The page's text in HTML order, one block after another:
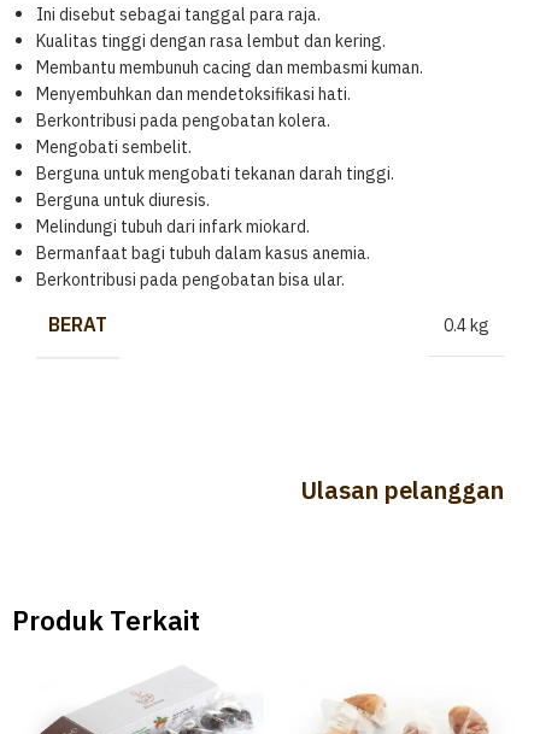
Ini disebut sebagai tanggal para raja.
Kualitas tinggi dengan rasa lembut dan kering.
Membantu membunuh cacing dan membasmi kuman.
Menyembuhkan dan mendetoksifikasi hati.
Berkontribusi pada pengobatan kolera.
Mengobati sembelit.
Berguna untuk mengobati tekanan darah tinggi.
Berguna untuk diuresis.
Melindungi tubuh dari infark miokard.
Bermanfaat bagi tubuh dalam kasus anemia.
Berkontribusi pada pengobatan bisa ular.
BERAT 0.4 kg
Ulasan pelanggan
Produk Terkait